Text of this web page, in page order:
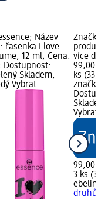
Název
řasenka I love
12 ml; Cena:
Dostupnost:
Skladem,
Vybrat
Značka:
více
99,00
ks
značka
Vybrat
99,00 Kč
3 ks
ebelin
druhů, 3